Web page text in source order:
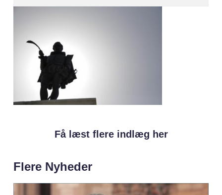
Få læst flere indlæg her
Flere Nyheder